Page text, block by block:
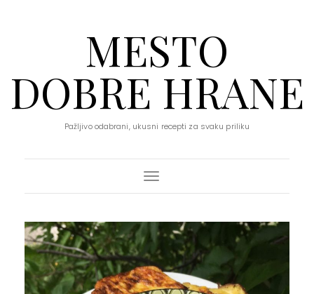
MESTO
DOBRE HRANE
Pažljivo odabrani, ukusni recepti za svaku priliku
Toggle Navigation